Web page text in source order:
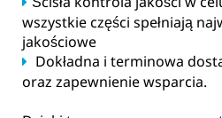
wszystkie części spełniają
jakościowe
Dokładna i terminowa
oraz zapewnienie wsparcia.